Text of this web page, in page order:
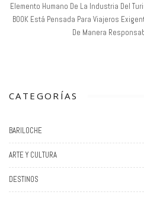
Elemento Humano De La Industria Del
BOOK Está Pensada Para Viajeros
De Manera
CATEGORÍAS
BARILOCHE
ARTE Y CULTURA
DESTINOS